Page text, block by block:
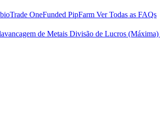
OneFunded PipFarm Ver Todas as FAQs
de Metais Divisão de Lucros (Máxima)